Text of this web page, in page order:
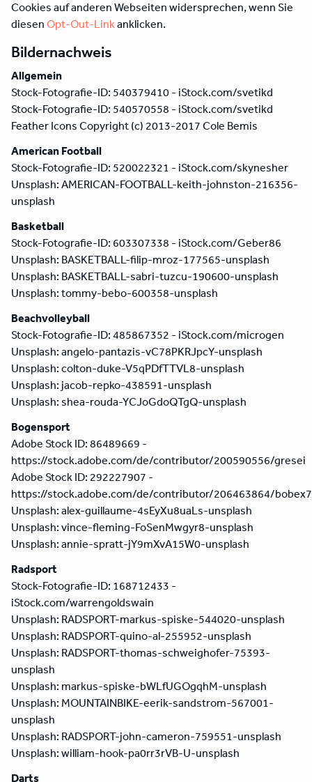
Cookies auf anderen Webseiten widersprechen, wenn Sie
diesen Opt-Out-Linkanklicken.
Bildernachweis
Allgemein
Stock-Fotografie-ID: 540379410 - iStock.com/svetikd
Stock-Fotografie-ID: 540570558 - iStock.com/svetikd
Feather Icons Copyright (c) 2013-2017 Cole Bemis
American Football
Stock-Fotografie-ID: 520022321 - iStock.com/skynesher
Unsplash: AMERICAN-FOOTBALL-keith-johnston-216356-
unsplash
Basketball
Stock-Fotografie-ID: 603307338 - iStock.com/Geber86
Unsplash: BASKETBALL-filip-mroz-177565-unsplash
Unsplash: BASKETBALL-sabri-tuzcu-190600-unsplash
Unsplash: tommy-bebo-600358-unsplash
Beachvolleyball
Stock-Fotografie-ID: 485867352 - iStock.com/microgen
Unsplash: angelo-pantazis-vC78PKRJpcY-unsplash
Unsplash: colton-duke-V5qPDfTTVL8-unsplash
Unsplash: jacob-repko-438591-unsplash
Unsplash: shea-rouda-YCJoGdoQTgQ-unsplash
Bogensport
Adobe Stock ID: 86489669 -
https://stock.adobe.com/de/contributor/200590556/gresei
Adobe Stock ID: 292227907 -
https://stock.adobe.com/de/contributor/206463864/
Unsplash: alex-guillaume-4sEyXu8uaLs-unsplash
Unsplash: vince-fleming-FoSenMwgyr8-unsplash
Unsplash: annie-spratt-jY9mXvA15W0-unsplash
Radsport
Stock-Fotografie-ID: 168712433 -
iStock.com/warrengoldswain
Unsplash: RADSPORT-markus-spiske-544020-unsplash
Unsplash: RADSPORT-quino-al-255952-unsplash
Unsplash: RADSPORT-thomas-schweighofer-75393-
unsplash
Unsplash: markus-spiske-bWLfUGOgqhM-unsplash
Unsplash: MOUNTAINBIKE-eerik-sandstrom-567001-
unsplash
Unsplash: RADSPORT-john-cameron-759551-unsplash
Unsplash: william-hook-pa0rr3rVB-U-unsplash
Darts